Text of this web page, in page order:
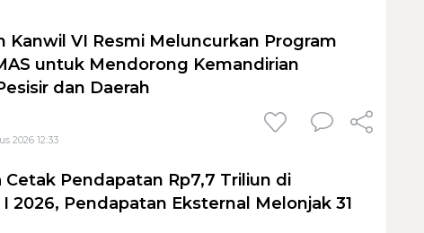
Kanwil VI Resmi Meluncurkan Program
untuk Mendorong Kemandirian
dan Daerah
2026 12:33
Cetak Pendapatan Rp7,7 Triliun di
2026, Pendapatan Eksternal Melonjak 31